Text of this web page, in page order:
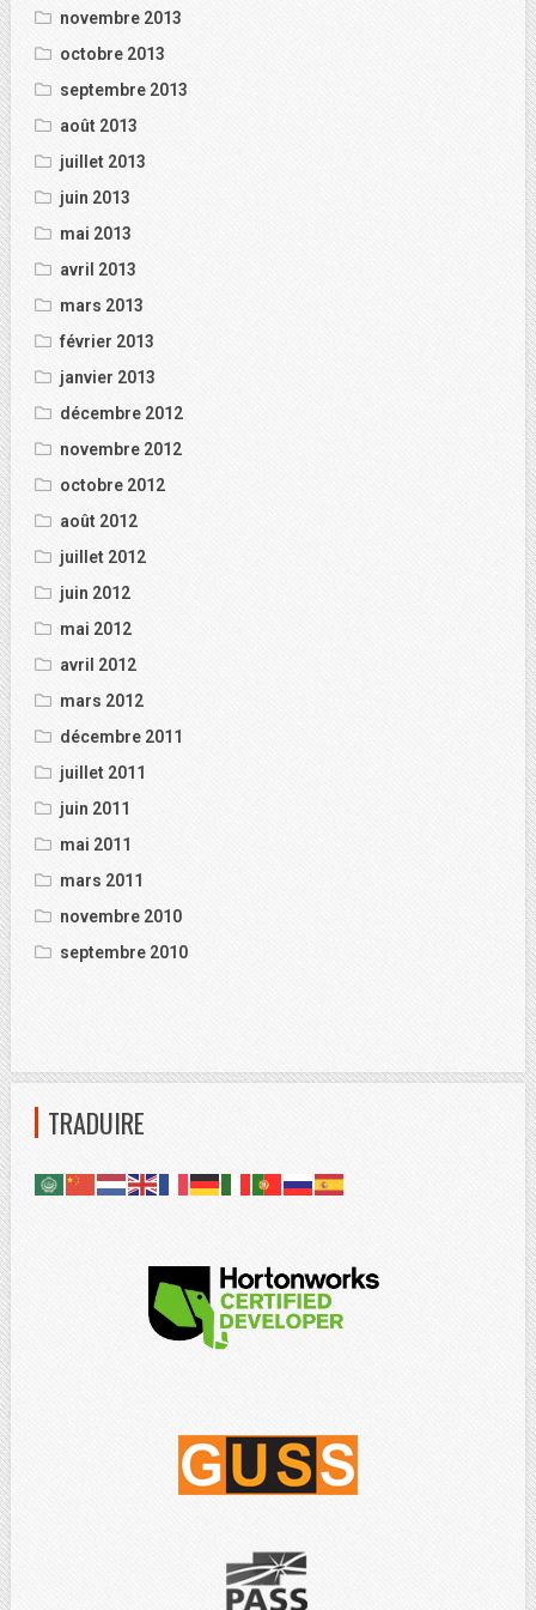
novembre 2013
octobre 2013
septembre 2013
août 2013
juillet 2013
juin 2013
mai 2013
avril 2013
mars 2013
février 2013
janvier 2013
décembre 2012
novembre 2012
octobre 2012
août 2012
juillet 2012
juin 2012
mai 2012
avril 2012
mars 2012
décembre 2011
juillet 2011
juin 2011
mai 2011
mars 2011
novembre 2010
septembre 2010
TRADUIRE